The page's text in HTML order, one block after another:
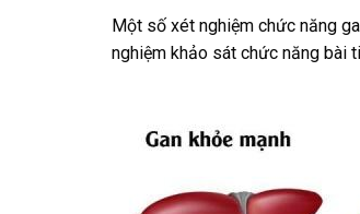
Một số xét nghiệm chức năng
nghiệm khảo sát chức năng bài